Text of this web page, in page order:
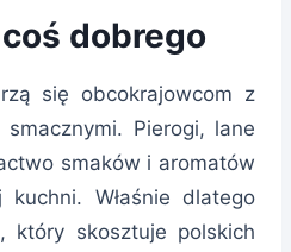
dobrego
się obcokrajowcom z
Pierogi, lane
smaków i aromatów
Właśnie dlatego
który skosztuje polskich